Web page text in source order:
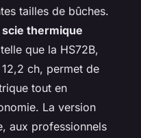
tailles de bûches.
scie thermique
telle que la HS72B,
ch, permet de
tout en
La version
aux professionnels